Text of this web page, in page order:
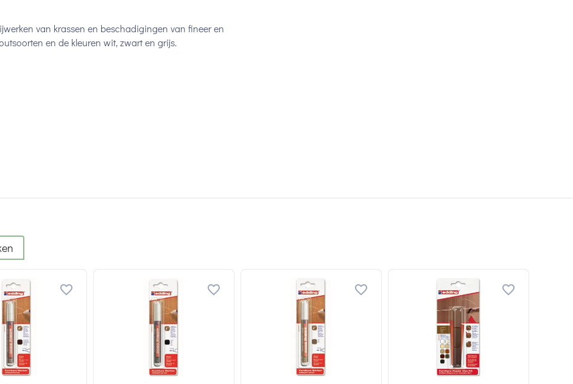
van krassen en beschadigingen van fineer en
en de kleuren wit, zwart en grijs.